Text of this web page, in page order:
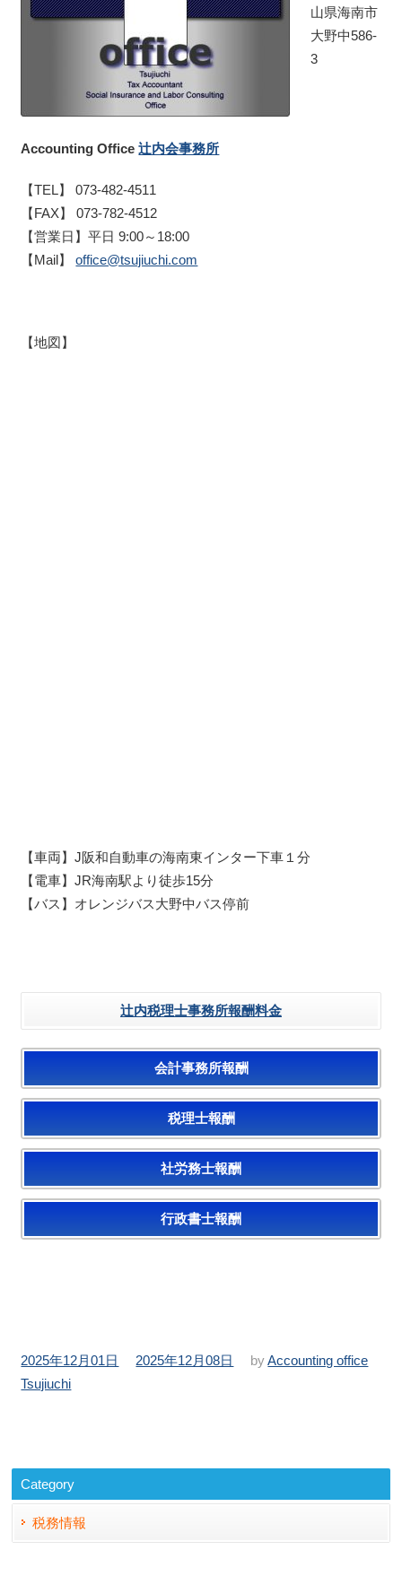
山県海南市
大野中586-
3
Accounting Office辻内会事務所
【TEL】 073-482-4511
【FAX】 073-782-4512
【営業日】平日 9:00～18:00
【Mail】office@tsujiuchi.com
【地図】
【車両】J阪和自動車の海南東インター下車１分
【電車】JR海南駅より徒歩15分
【バス】オレンジバス大野中バス停前
辻内税理士事務所報酬料金
会計事務所報酬
税理士報酬
社労務士報酬
行政書士報酬
投
稿
2025年12月01日
更
2025年12月08日 byAccounting office
Tsujiuchi
Category
税務情報